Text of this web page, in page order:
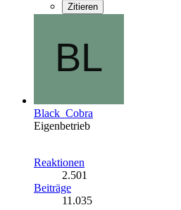
Zitieren
Black_Cobra
Eigenbetrieb
Reaktionen
2.501
Beiträge
11.035